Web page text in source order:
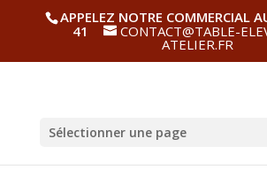
APPELEZ NOTRE COMMERCIAL
41
CONTACT@TABLE-
ATELIER.FR
Sélectionner une page